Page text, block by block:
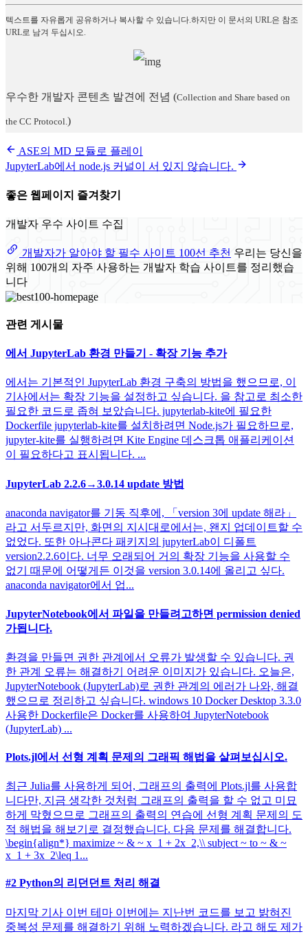
텍스트를 자유롭게 공유하거나 복사할 수 있습니다.하지만 이 문서의 URL은 참조
URL로 남겨 두십시오.
우수한 개발자 콘텐츠 발견에 전념 (Collection and Share based on
the CC Protocol. )
ASE의 MD 모듈로 플레이
JupyterLab에서 node.js 커널이 서 있지 않습니다.
좋은 웹페이지 즐겨찾기
개발자 우수 사이트 수집
개발자가 알아야 할 필수 사이트 100선 추천 우리는 당신을
위해 100개의 자주 사용하는 개발자 학습 사이트를 정리했습
니다
관련 게시물
에서 JupyterLab 환경 만들기 - 확장 기능 추가
에서는 기본적인 JupyterLab 환경 구축의 방법을 했으므로, 이
기사에서는 확장 기능을 설정하고 싶습니다. 을 참고로 최소한
필요한 코드로 좁혀 보았습니다. jupyterlab-kite에 필요한
Dockerfile jupyterlab-kite를 설치하려면 Node.js가 필요하므로,
jupyter-kite를 실행하려면 Kite Engine 데스크톱 애플리케이션
이 필요하다고 표시됩니다. ...
JupyterLab 2.2.6→3.0.14 update 방법
anaconda navigator를 기동 직후에, 「version 3에 update 해라」
라고 서두르지만, 화면의 지시대로에서는, 왠지 업데이트할 수
없었다. 또한 아나콘다 패키지의 jupyterLab이 디폴트
version2.2.6이다. 너무 오래되어 거의 확장 기능을 사용할 수
없기 때문에 어떻게든 이것을 version 3.0.14에 올리고 싶다.
anaconda navigator에서 업...
JupyterNotebook에서 파일을 만들려고하면 permission denied
가됩니다.
환경을 만들면 권한 관계에서 오류가 발생할 수 있습니다. 권
한 관계 오류는 해결하기 어려운 이미지가 있습니다. 오늘은,
JupyterNotebook (JupyterLab)로 권한 관계의 에러가 나와, 해결
했으므로 정리하고 싶습니다. windows 10 Docker Desktop 3.3.0
사용한 Dockerfile은 Docker를 사용하여 JupyterNotebook
(JupyterLab) ...
Plots.jl에서 선형 계획 문제의 그래픽 해법을 살펴보십시오.
최근 Julia를 사용하게 되어, 그래프의 출력에 Plots.jl를 사용합
니다만, 지금 생각한 것처럼 그래프의 출력을 할 수 없고 미묘
하게 막혔으므로 그래프의 출력의 연습에 선형 계획 문제의 도
적 해법을 해보기로 결정했습니다. 다음 문제를 해결합니다.
\begin{align*} maximize ~ & ~ x_1 + 2x_2,\\ subject ~ to ~ & ~
x_1 + 3x_2\leq 1...
#2 Python의 리던던트 처리 해결
마지막 기사 이번 테마 이번에는 지난번 코드를 보고 밝혀진
중복성 문제를 해결하기 위해 노력하겠습니다. 라고 해도 제가